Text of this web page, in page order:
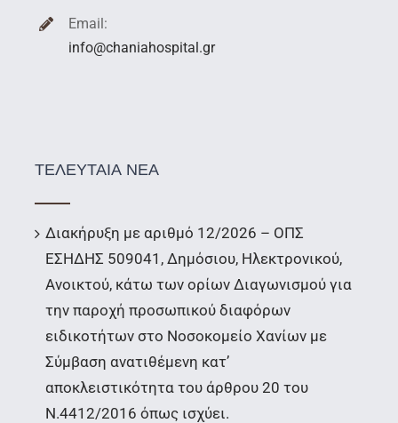
Email:
info@chaniahospital.gr
ΤΕΛΕΥΤΑΙΑ ΝΕΑ
Διακήρυξη με αριθμό 12/2026 – ΟΠΣ
ΕΣΗΔΗΣ 509041, Δημόσιου, Ηλεκτρονικού,
Ανοικτού, κάτω των ορίων Διαγωνισμού για
την παροχή προσωπικού διαφόρων
ειδικοτήτων στο Νοσοκομείο Χανίων με
Σύμβαση ανατιθέμενη κατ’
αποκλειστικότητα του άρθρου 20 του
Ν.4412/2016 όπως ισχύει.